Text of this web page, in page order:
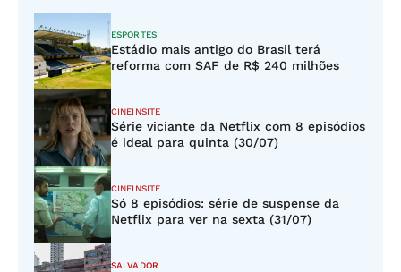
ESPORTES
Estádio mais antigo do Brasil terá
reforma com SAF de R$ 240 milhões
CINEINSITE
Série viciante da Netflix com 8 episódios
é ideal para quinta (30/07)
CINEINSITE
Só 8 episódios: série de suspense da
Netflix para ver na sexta (31/07)
SALVADOR